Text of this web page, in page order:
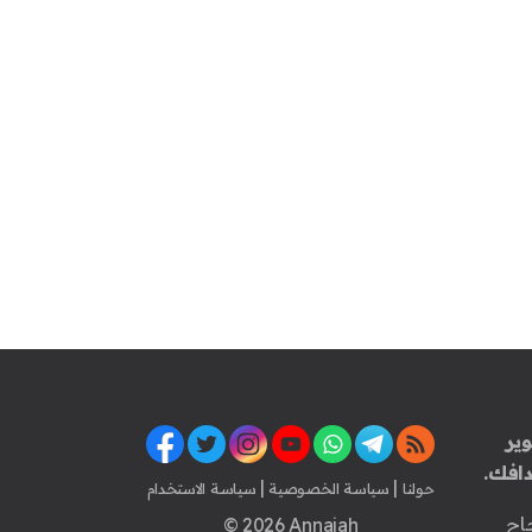
حولنا | سياسة الخصوصية | سياسة الاستخدام
© 2026 Annajah